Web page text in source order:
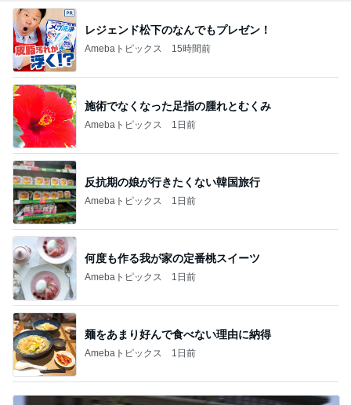
レジェンド松下のなんでもプレゼン！
Amebaトピックス 15時間前
施術でなくなった足指の腫れとむくみ
Amebaトピックス 1日前
反抗期の娘が行きたくない韓国旅行
Amebaトピックス 1日前
何度も作る我が家の定番桃スイーツ
Amebaトピックス 1日前
麺をあまり好んで食べない理由に納得
Amebaトピックス 1日前